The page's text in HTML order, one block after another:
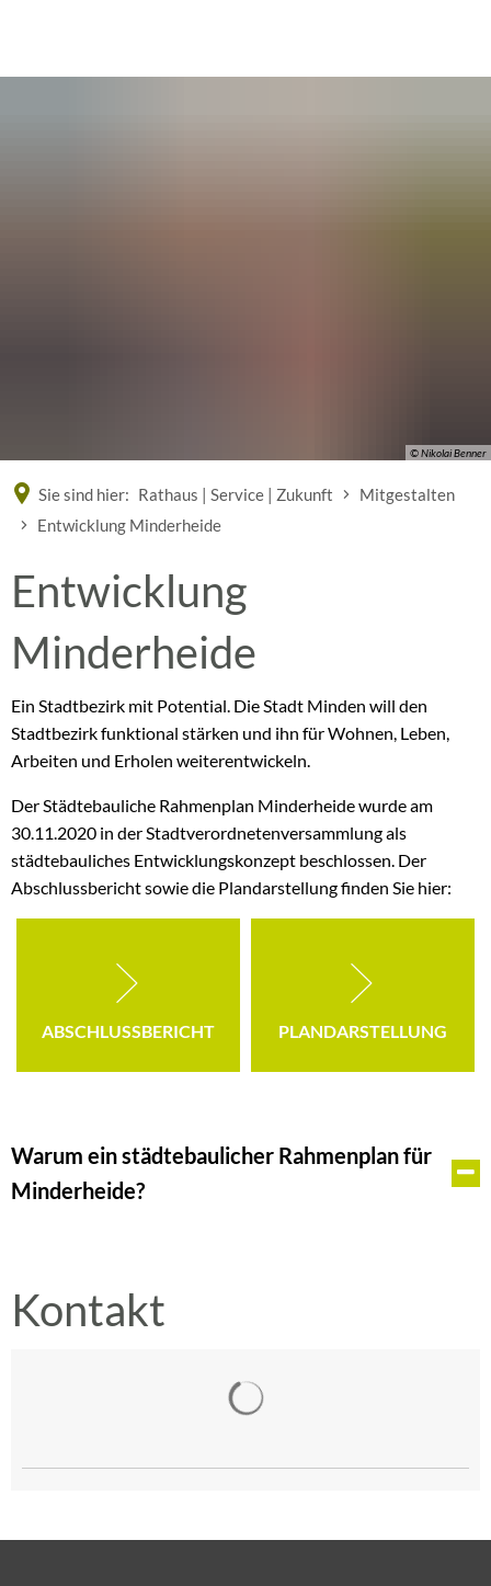
© Nikolai Benner
Sie sind hier: Rathaus | Service | Zukunft
Mitgestalten
Entwicklung Minderheide
Entwicklung
Minderheide
Entwicklung
Minderheide
Ein Stadtbezirk mit Potential. Die Stadt Minden will den
Stadtbezirk funktional stärken und ihn für Wohnen, Leben,
Arbeiten und Erholen weiterentwickeln.
Der Städtebauliche Rahmenplan Minderheide wurde am
30.11.2020 in der Stadtverordnetenversammlung als
städtebauliches Entwicklungskonzept beschlossen. Der
Abschlussbericht sowie die Plandarstellung finden Sie hier:
ABSCHLUSSBERICHT PLANDARSTELLUNG
Warum ein städtebaulicher Rahmenplan für
Minderheide?
Kontakt